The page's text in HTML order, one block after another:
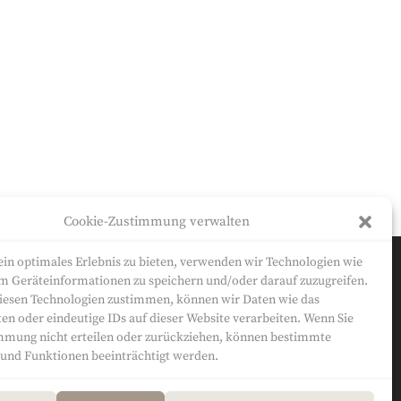
Cookie-Zustimmung verwalten
optimales Erlebnis zu bieten, verwenden wir Technologien wie
Geräteinformationen zu speichern und/oder darauf zuzugreifen.
Technologien zustimmen, können wir Daten wie das
oder eindeutige IDs auf dieser Website verarbeiten. Wenn Sie
nicht erteilen oder zurückziehen, können bestimmte
Funktionen beeinträchtigt werden.
© Sandra Will 2022-2024